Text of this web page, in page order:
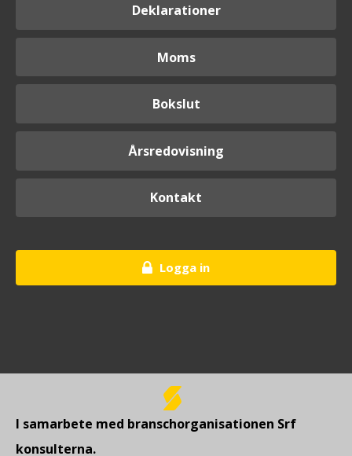
Deklarationer
Moms
Bokslut
Årsredovisning
Kontakt
Logga in
I samarbete med branschorganisationen Srf
konsulterna.